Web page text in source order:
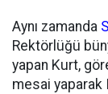
Aynı zamanda
Rektörlüğü
yapan Kurt,
mesai yaparak